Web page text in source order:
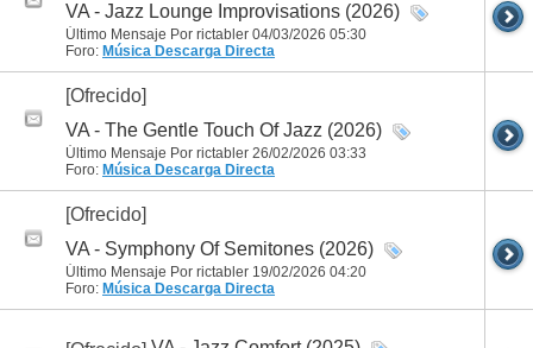
VA - Jazz Lounge Improvisations (2026)
Último Mensaje Por rictabler 04/03/2026 05:30
Foro: Música Descarga Directa
[Ofrecido]
VA - The Gentle Touch Of Jazz (2026)
Último Mensaje Por rictabler 26/02/2026 03:33
Foro: Música Descarga Directa
[Ofrecido]
VA - Symphony Of Semitones (2026)
Último Mensaje Por rictabler 19/02/2026 04:20
Foro: Música Descarga Directa